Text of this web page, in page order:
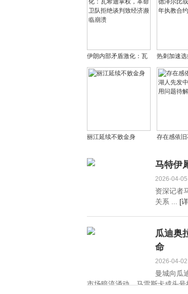
伊朗内部矛盾激化：瓦
希迪掌权，革命卫队拒
热刺加速
尔比或提
教合约
丽江延续不败金身
存在感依
题待解？
马特伊
2026-04-05
资深记者
关系 ... [
瓜迪奥
命
2026-04-02
曼城向瓜
市场暗流涌动，马雷斯卡成头